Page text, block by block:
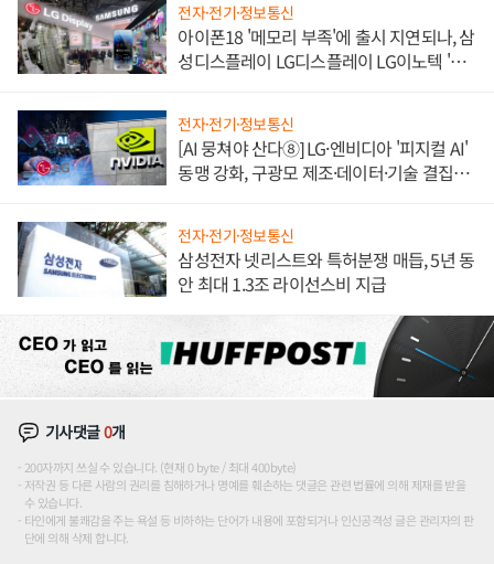
전자·전기·정보통신
아이폰18 '메모리 부족'에 출시 지연되나, 삼
성디스플레이 LG디스플레이 LG이노텍 '탈
전자·전기·정보통신
[AI 뭉쳐야 산다⑧] LG·엔비디아 '피지컬 AI'
동맹 강화, 구광모 제조·데이터·기술 결집
전자·전기·정보통신
삼성전자 넷리스트와 특허분쟁 매듭, 5년 동
안 최대 1.3조 라이선스비 지급
기사댓글0개
200자까지 쓰실 수 있습니다. (현재 0 byte / 최대 400byte)
저작권 등 다른 사람의 권리를 침해하거나 명예를 훼손하는 댓글은 관련 법률에 의해 제재를 받을
수 있습니다.
타인에게 불쾌감을 주는 욕설 등 비하하는 단어가 내용에 포함되거나 인신공격성 글은 관리자의 판
단에 의해 삭제 합니다.